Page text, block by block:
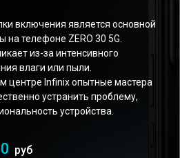
включения является основной
телефоне ZERO 30 5G.
из-за интенсивного
влаги или пыли.
центре Infinix опытные мастера
устранить проблему,
устройства.
руб